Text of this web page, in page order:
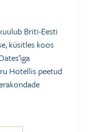
Briti-Eesti
küsitles koos
Hotellis peetud